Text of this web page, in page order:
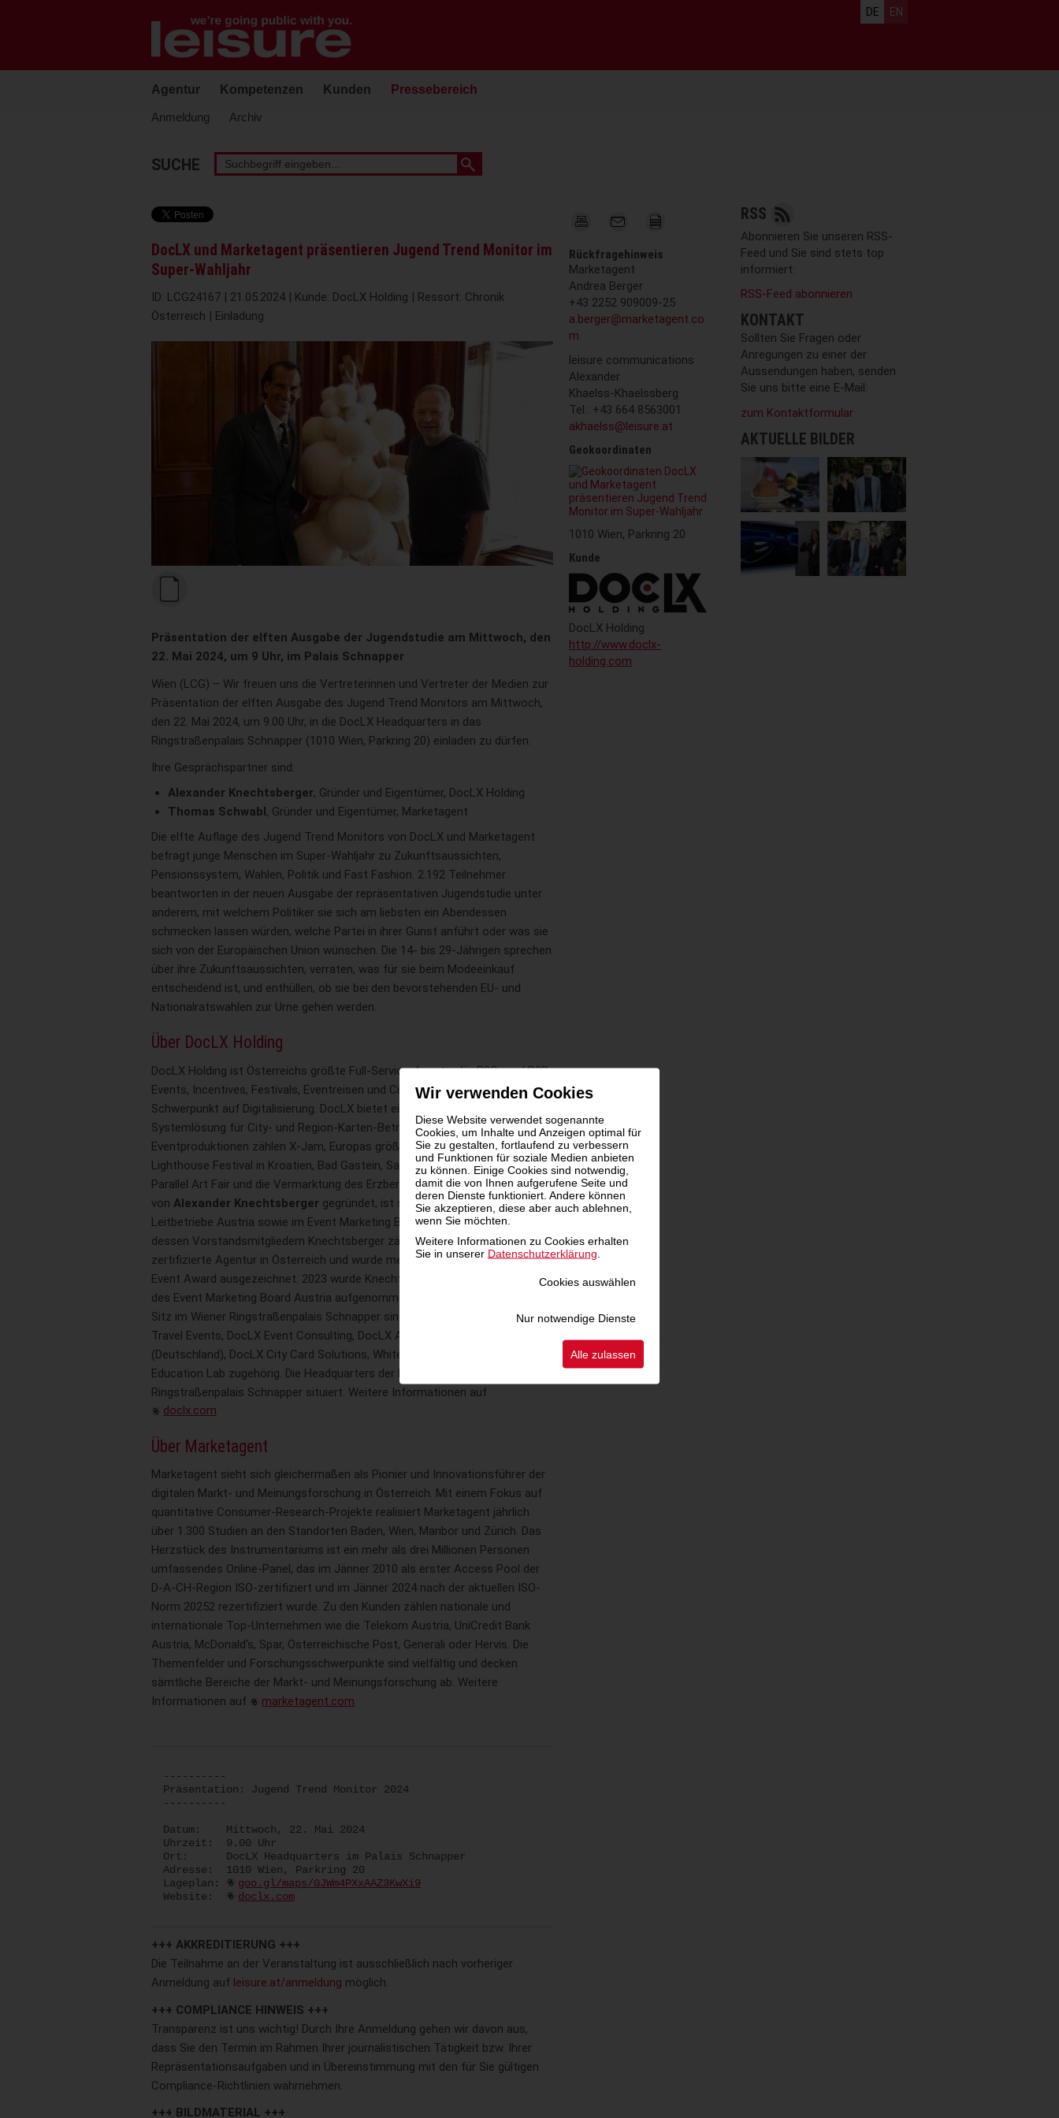
Wir verwenden Cookies
Diese Website verwendet sogenannte
Cookies, um Inhalte und Anzeigen optimal für
Sie zu gestalten, fortlaufend zu verbessern
und Funktionen für soziale Medien anbieten
zu können. Einige Cookies sind notwendig,
damit die von Ihnen aufgerufene Seite und
deren Dienste funktioniert. Andere können
Sie akzeptieren, diese aber auch ablehnen,
wenn Sie möchten.
Weitere Informationen zu Cookies erhalten
Sie in unserer Datenschutzerklärung
Cookies auswählen
Nur notwendige Dienste
Alle zulassen
Bedienung
der
Webseite
Sprachauswahl
DE EN
Agentur Kompetenzen Kunden Pressebereich
Anmeldung Archiv
Stichwortsuche
SUCHE
DocLX und Marketagent präsentieren Jugend Trend Monitor im
Super-Wahljahr
ID: LCG24167 | 21.05.2024 | Kunde: DocLX Holding | Ressort: Chronik
Österreich | Einladung
Präsentation der elften Ausgabe der Jugendstudie am Mittwoch, den
22. Mai 2024, um 9 Uhr, im Palais Schnapper
Wien (LCG) – Wir freuen uns die Vertreterinnen und Vertreter der Medien zur
Präsentation der elften Ausgabe des Jugend Trend Monitors am Mittwoch,
den 22. Mai 2024, um 9.00 Uhr, in die DocLX Headquarters in das
Ringstraßenpalais Schnapper (1010 Wien, Parkring 20) einladen zu dürfen.
Ihre Gesprächspartner sind:
Alexander Knechtsberger, Gründer und Eigentümer, DocLX Holding
Thomas Schwabl, Gründer und Eigentümer, Marketagent
Die elfte Auflage des Jugend Trend Monitors von DocLX und Marketagent
befragt junge Menschen im Super-Wahljahr zu Zukunftsaussichten,
Pensionssystem, Wahlen, Politik und Fast Fashion. 2.192 Teilnehmer
beantworten in der neuen Ausgabe der repräsentativen Jugendstudie unter
anderem, mit welchem Politiker sie sich am liebsten ein Abendessen
schmecken lassen würden, welche Partei in ihrer Gunst anführt oder was sie
sich von der Europäischen Union wünschen. Die 14- bis 29-Jährigen sprechen
über ihre Zukunftsaussichten, verraten, was für sie beim Modeeinkauf
entscheidend ist, und enthüllen, ob sie bei den bevorstehenden EU- und
Nationalratswahlen zur Urne gehen werden.
Über DocLX Holding
DocLX Holding ist Österreichs größte Full-Service-Agentur für B2C- und B2B-
Events, Incentives, Festivals, Eventreisen und City Card Solutions mit
Schwerpunkt auf Digitalisierung. DocLX bietet eine europaweite digitale
Systemlösung für City- und Region-Karten-Betreiber an. Zu den wichtigsten
Eventproduktionen zählen X-Jam, Europas größte Event-Maturareise, das
Lighthouse Festival in Kroatien, Bad Gastein, Sansibar und Südafrika, die
Parallel Art Fair und die Vermarktung des Erzbergrodeos. DocLX wurde 1991
von Alexander Knechtsberger gegründet, ist sowohl Mitglied bei
Leitbetriebe Austria sowie im Event Marketing Board Austria (EMBA), zu
dessen Vorstandsmitgliedern Knechtsberger zählt, war die erste TÜV-
zertifizierte Agentur in Österreich und wurde mehrfach mit dem Austrian
Event Award ausgezeichnet. 2023 wurde Knechtsberger in die Hall of Fame
des Event Marketing Board Austria aufgenommen. Zur DocLX Holding mit
Sitz im Wiener Ringstraßenpalais Schnapper sind die Unternehmen DocLX
Travel Events, DocLX Event Consulting, DocLX Abistars mit Sitz in München
(Deutschland), DocLX City Card Solutions, White Label Marketing und
Education Lab zugehörig. Die Headquarters der DocLX Holding sind im Wiener
Ringstraßenpalais Schnapper situiert. Weitere Informationen auf
doclx.com
Über Marketagent
Marketagent sieht sich gleichermaßen als Pionier und Innovationsführer der
digitalen Markt- und Meinungsforschung in Österreich. Mit einem Fokus auf
quantitative Consumer-Research-Projekte realisiert Marketagent jährlich
über 1.300 Studien an den Standorten Baden, Wien, Maribor und Zürich. Das
Herzstück des Instrumentariums ist ein mehr als drei Millionen Personen
umfassendes Online-Panel, das im Jänner 2010 als erster Access Pool der
D-A-CH-Region ISO-zertifiziert und im Jänner 2024 nach der aktuellen ISO-
Norm 20252 rezertifiziert wurde. Zu den Kunden zählen nationale und
internationale Top-Unternehmen wie die Telekom Austria, UniCredit Bank
Austria, McDonald‘s, Spar, Österreichische Post, Generali oder Hervis. Die
Themenfelder und Forschungsschwerpunkte sind vielfältig und decken
sämtliche Bereiche der Markt- und Meinungsforschung ab. Weitere
Informationen auf
marketagent.com
----------
Präsentation: Jugend Trend Monitor 2024
----------
Datum: Mittwoch, 22. Mai 2024
Uhrzeit: 9.00 Uhr
Ort: DocLX Headquarters im Palais Schnapper
Adresse: 1010 Wien, Parkring 20
Lageplan:
goo.gl/maps/GJWm4PXxAAZ3KwXi9
Website:
doclx.com
+++ AKKREDITIERUNG +++
Die Teilnahme an der Veranstaltung ist ausschließlich nach vorheriger
Anmeldung auf leisure.at/anmeldung möglich.
+++ COMPLIANCE HINWEIS +++
Transparenz ist uns wichtig! Durch Ihre Anmeldung gehen wir davon aus,
dass Sie den Termin im Rahmen Ihrer journalistischen Tätigkeit bzw. Ihrer
Repräsentationsaufgaben und in Übereinstimmung mit den für Sie gültigen
Compliance-Richtlinien wahrnehmen.
+++ BILDMATERIAL +++
Rückfragehinweis
Marketagent
Andrea Berger
+43 2252 909009-25
a.berger@marketagent.co
m
leisure communications
Alexander
Khaelss-Khaelssberg
Tel.: +43 664 8563001
akhaelss@leisure.at
Geokoordinaten
1010 Wien, Parkring 20
Kunde
DocLX Holding
http://www.doclx-
holding.com
RSS
Abonnieren Sie unseren RSS-
Feed und Sie sind stets top
informiert:
RSS-Feed abonnieren
KONTAKT
Sollten Sie Fragen oder
Anregungen zu einer der
Aussendungen haben, senden
Sie uns bitte eine E-Mail:
zum Kontaktformular
AKTUELLE BILDER